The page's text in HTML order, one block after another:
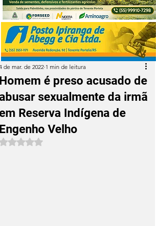
é preso acusado de
sexualmente da irmã
Reserva Indígena de
Velho
de mar. de 2022 1 min de leitura
Avaliado com NaN de 5 estrelas.